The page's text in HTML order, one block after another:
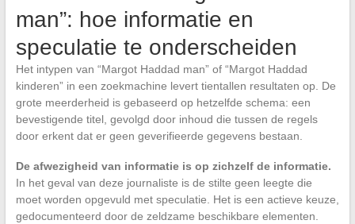
man”: hoe informatie en
speculatie te onderscheiden
Het intypen van “Margot Haddad man” of “Margot Haddad
kinderen” in een zoekmachine levert tientallen resultaten op. De
grote meerderheid is gebaseerd op hetzelfde schema: een
bevestigende titel, gevolgd door inhoud die tussen de regels
door erkent dat er geen geverifieerde gegevens bestaan.
De afwezigheid van informatie is op zichzelf de informatie.
In het geval van deze journaliste is de stilte geen leegte die
moet worden opgevuld met speculatie. Het is een actieve keuze,
gedocumenteerd door de zeldzame beschikbare elementen.